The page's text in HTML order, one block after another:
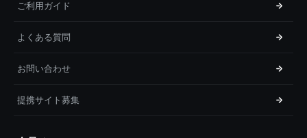
ご利用ガイド
よくある質問
お問い合わせ
提携サイト募集